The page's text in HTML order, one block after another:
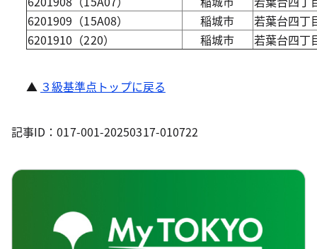
6201909（15A08）
稲城市
若葉台四丁
6201910（220）
稲城市 若葉台四丁
▲ ３級基準点トップに戻る
記事ID：017-001-20250317-010722